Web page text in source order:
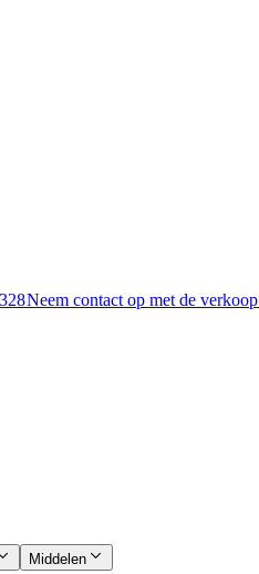
Neem contact op met de verkoop​​
Middelen​​